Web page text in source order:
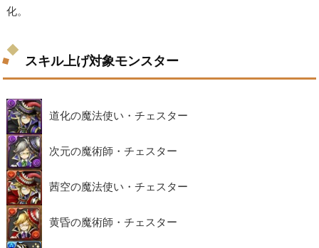
化。
スキル上げ対象モンスター
道化の魔法使い・チェスター
次元の魔術師・チェスター
茜空の魔法使い・チェスター
黄昏の魔術師・チェスター